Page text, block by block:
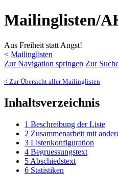
Mailinglisten/
Aus Freiheit statt Angst!
< Mailinglisten
Zur Navigation springen Zur
< Zur Übersicht aller Mailinglisten
Inhaltsverzeichnis
1 Beschreibung der Liste
2 Zusammenarbeit mit
3 Listenkonfiguration
4 Begruessungstext
5 Abschiedstext
6 Statistiken